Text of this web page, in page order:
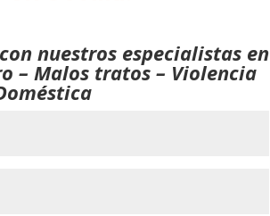
nuestros especialistas en
– Malos tratos – Violencia